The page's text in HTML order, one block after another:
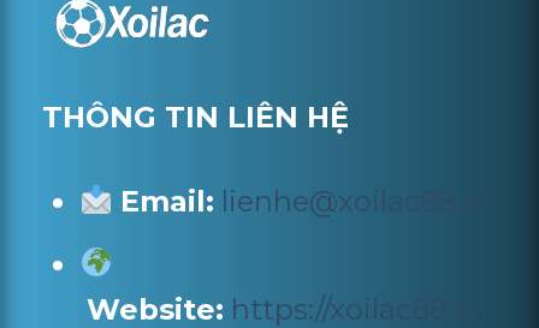
THÔNG TIN LIÊN HỆ
Email: lienhe@xoilac88.tv
Website: https://xoilac88.tv